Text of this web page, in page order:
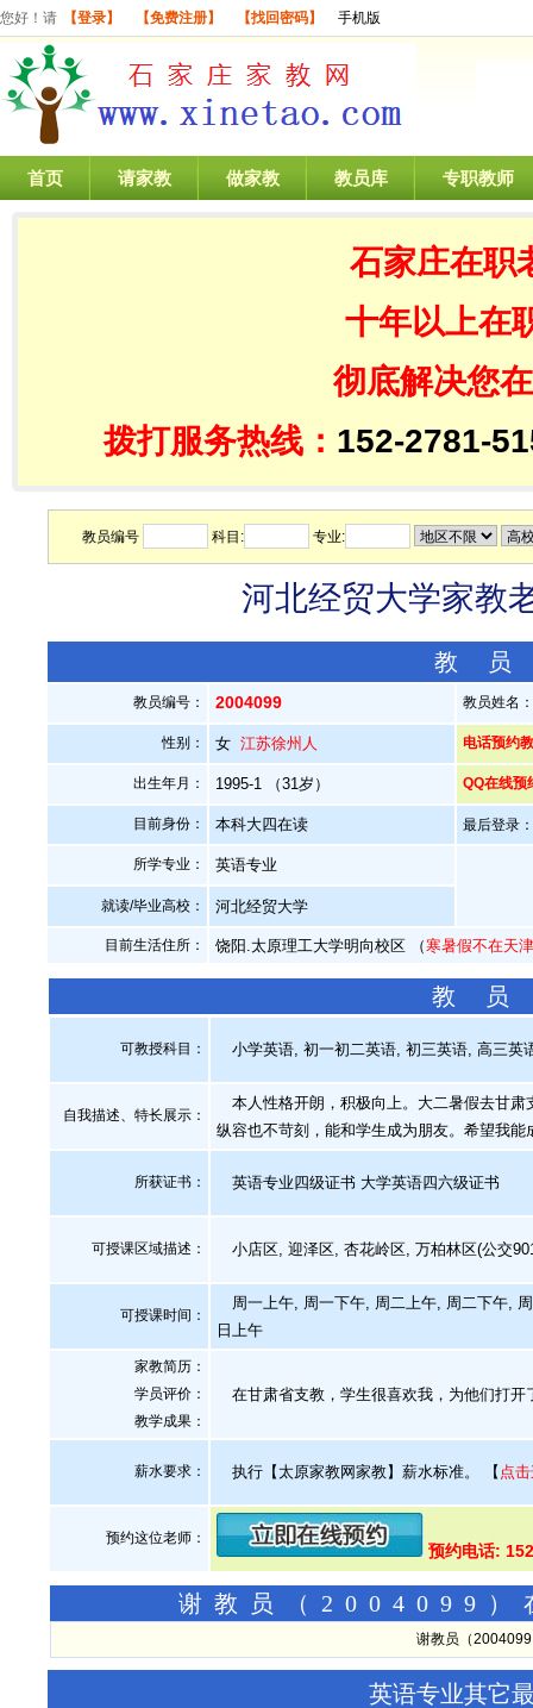
您好！请 【登录】 【免费注册】 【找回密码】 手机版
首页 请家教 做家教 教员库 专职教师
石家庄在职
十年以上在
彻底解决您
拨打服务热线： 152-2781-
教员编号 科目: 专业:
河北经贸大学家教
教
教员编号： 2004099 教员姓名
性别： 女 江苏徐州人 电话预约
出生年月： 1995-1 （31岁） QQ在线预
目前身份： 本科大四在读 最后登录
所学专业： 英语专业
就读/毕业高校： 河北经贸大学
目前生活住所： 饶阳.太原理工大学明向校区 （寒暑假不在天津
教 员
可教授科目： 小学英语, 初一初二英语, 初三英语, 高三英
自我描述、特长展示 ：
本人性格开朗，积极向上。大二暑假去甘肃
纵容也不苛刻，能和学生成为朋友。希望我能
所获证书 ： 英语专业四级证书 大学英语四六级证书
可授课区域描述： 小店区, 迎泽区, 杏花岭区, 万柏林区(公交
可授课时间：
周一上午, 周一下午, 周二上午, 周二下午,
日上午
家教简历：
学员评价：
教学成果：
在甘肃省支教，学生很喜欢我，为他们打开
薪水要求： 执行【太原家教网家教】薪水标准。 【 点
预约这位老师：
预约电话:
谢教员（2004099）
谢教员（
英语专业其它